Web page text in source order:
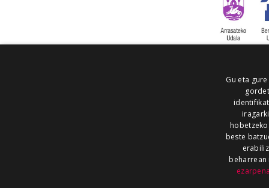
ALEA
Gu eta
hobetzeko.
beste
beharrean